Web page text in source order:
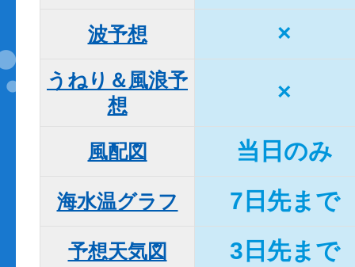
波予想 ×
うねり＆風浪予
想
×
風配図 当日のみ
海水温グラフ 7日先まで
予想天気図 3日先まで